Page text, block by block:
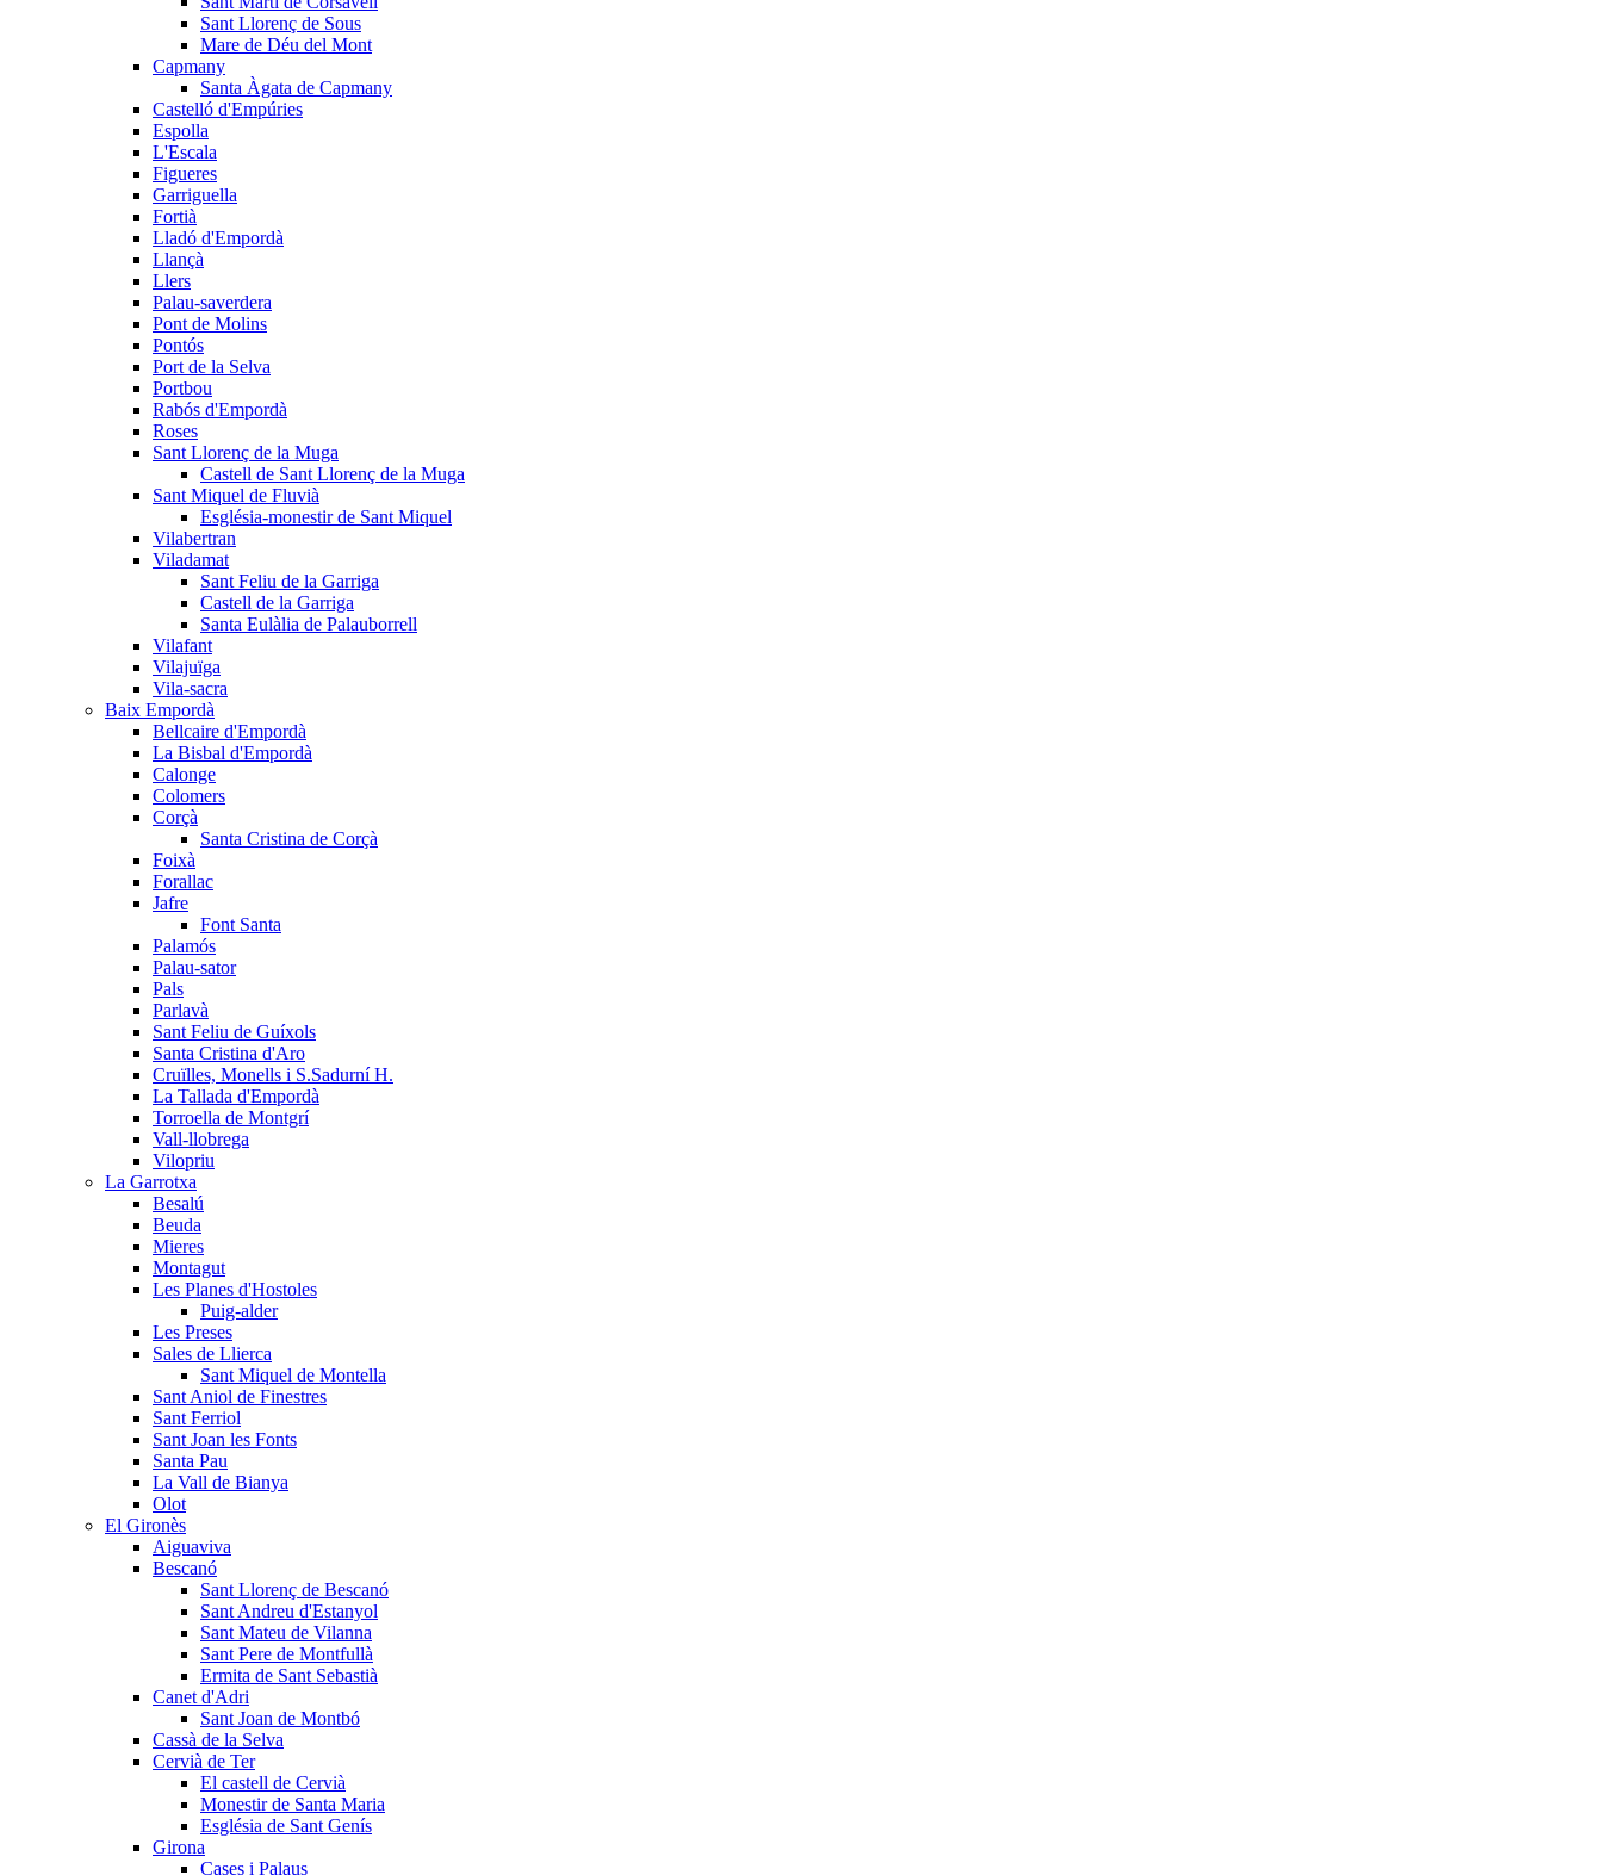
Sant Llorenç de Sous
Mare de Déu del Mont
Capmany
Santa Àgata de Capmany
Castelló d'Empúries
Espolla
L'Escala
Figueres
Garriguella
Fortià
Lladó d'Empordà
Llançà
Llers
Palau-saverdera
Pont de Molins
Pontós
Port de la Selva
Portbou
Rabós d'Empordà
Roses
Sant Llorenç de la Muga
Castell de Sant Llorenç de la Muga
Sant Miquel de Fluvià
Església-monestir de Sant Miquel
Vilabertran
Viladamat
Sant Feliu de la Garriga
Castell de la Garriga
Santa Eulàlia de Palauborrell
Vilafant
Vilajuïga
Vila-sacra
Baix Empordà
Bellcaire d'Empordà
La Bisbal d'Empordà
Calonge
Colomers
Corçà
Santa Cristina de Corçà
Foixà
Forallac
Jafre
Font Santa
Palamós
Palau-sator
Pals
Parlavà
Sant Feliu de Guíxols
Santa Cristina d'Aro
Cruïlles, Monells i S.Sadurní H.
La Tallada d'Empordà
Torroella de Montgrí
Vall-llobrega
Vilopriu
La Garrotxa
Besalú
Beuda
Mieres
Montagut
Les Planes d'Hostoles
Puig-alder
Les Preses
Sales de Llierca
Sant Miquel de Montella
Sant Aniol de Finestres
Sant Ferriol
Sant Joan les Fonts
Santa Pau
La Vall de Bianya
Olot
El Gironès
Aiguaviva
Bescanó
Sant Llorenç de Bescanó
Sant Andreu d'Estanyol
Sant Mateu de Vilanna
Sant Pere de Montfullà
Ermita de Sant Sebastià
Canet d'Adri
Sant Joan de Montbó
Cassà de la Selva
Cervià de Ter
El castell de Cervià
Monestir de Santa Maria
Església de Sant Genís
Girona
Cases i Palaus